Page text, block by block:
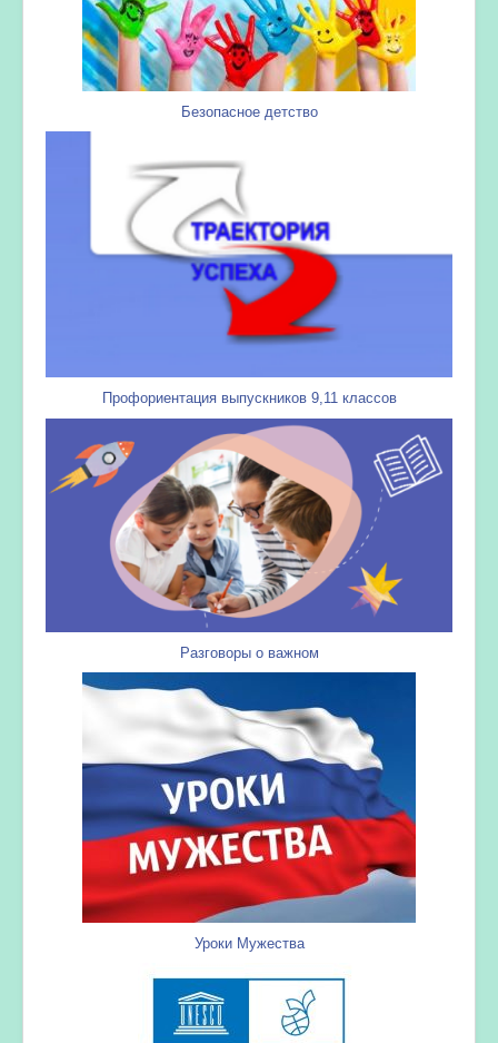
Безопасное детство
Профориентация выпускников 9,11 классов
Разговоры о важном
Уроки Мужества